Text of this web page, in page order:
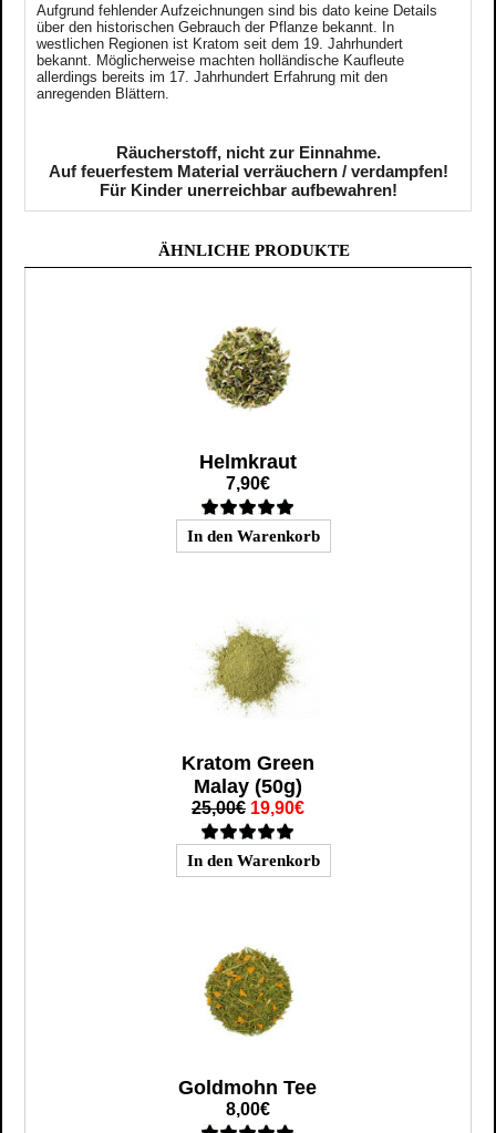
Aufgrund fehlender Aufzeichnungen sind bis dato keine Details
über den historischen Gebrauch der Pflanze bekannt.
In
westlichen Regionen ist Kratom seit dem 19. Jahrhundert
bekannt. Möglicherweise machten holländische Kaufleute
allerdings bereits im 17. Jahrhundert Erfahrung mit den
anregenden Blättern.
Räucherstoff, nicht zur Einnahme.
Auf feuerfestem Material verräuchern / verdampfen!
Für Kinder unerreichbar aufbewahren!
ÄHNLICHE PRODUKTE
Helmkraut
7,90€
Kratom Green
Malay (50g)
25,00€ 19,90€
Goldmohn Tee
8,00€